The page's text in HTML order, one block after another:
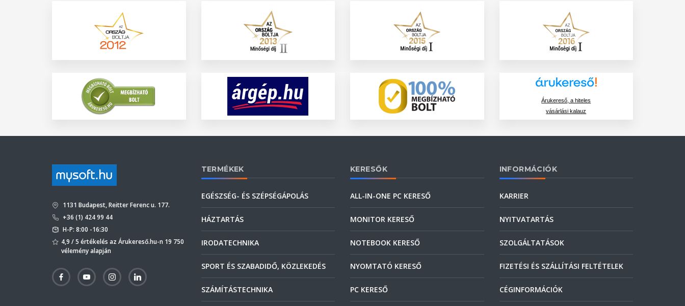
Árukereső, a hiteles
vásárlási kalauz
1131 Budapest, Reitter Ferenc u. 177.
+36 (1) 424 99 44
H-P: 8:00 -16:30
4,9 / 5 értékelés az Árukereső.hu-n 19 750
vélemény alapján
TERMÉKEK
EGÉSZSÉG- ÉS SZÉPSÉGÁPOLÁS
HÁZTARTÁS
IRODATECHNIKA
SPORT ÉS SZABADIDŐ, KÖZLEKEDÉS
SZÁMÍTÁSTECHNIKA
KERESŐK
ALL-IN-ONE PC KERESŐ
MONITOR KERESŐ
NOTEBOOK KERESŐ
NYOMTATÓ KERESŐ
PC KERESŐ
INFORMÁCIÓK
KARRIER
NYITVATARTÁS
SZOLGÁLTATÁSOK
FIZETÉSI ÉS SZÁLLÍTÁSI FELTÉTELEK
CÉGINFORMÁCIÓK